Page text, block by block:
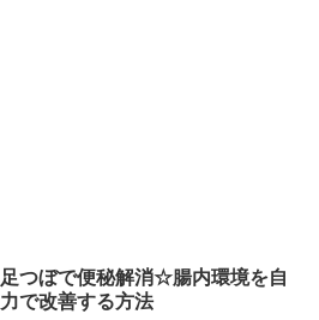
足つぼで便秘解消☆腸内環境を自
力で改善する方法